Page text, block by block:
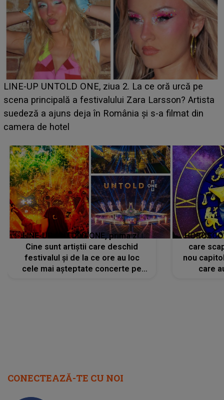
Ce a dezvăluit noua concurentă din "Casa Iubirii" l-a
luat prin surprindere pe Emanuel. CINE ESTE
BĂIATUL VIZAT de Alexandra?! Aflându-se în fața
faptului împlinit, A RECUNOSCUT IMEDIAT: "Am
LINE-UP UNTOLD ONE, prima zi.
Cine sunt artiștii care deschid
festivalul și de la ce ore au loc
cele mai așteptate concerte pe
care
nou
care
CONECTEAZĂ-TE CU NOI